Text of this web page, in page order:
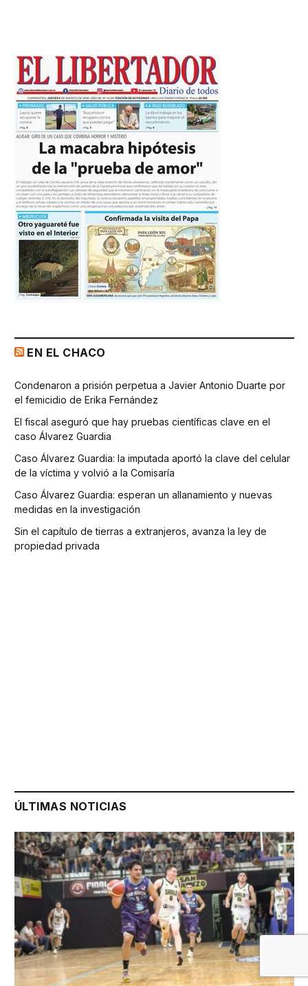
EN EL CHACO
Condenaron a prisión perpetua a Javier Antonio Duarte por
el femicidio de Erika Fernández
El fiscal aseguró que hay pruebas científicas clave en el
caso Álvarez Guardia
Caso Álvarez Guardia: la imputada aportó la clave del celular
de la víctima y volvió a la Comisaría
Caso Álvarez Guardia: esperan un allanamiento y nuevas
medidas en la investigación
Sin el capítulo de tierras a extranjeros, avanza la ley de
propiedad privada
ÚLTIMAS NOTICIAS